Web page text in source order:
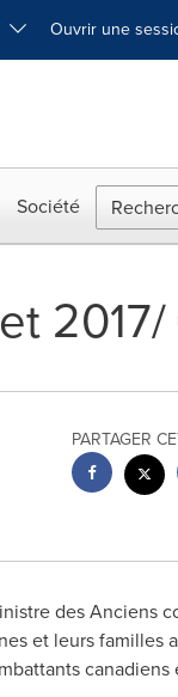
Ouvrir une
Société
2017/
PARTAGER
des Anciens
et leurs familles
canadiens